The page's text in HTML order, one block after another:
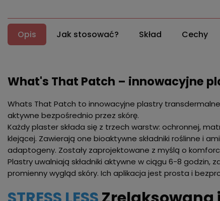
Opis Jak stosować? Skład Cechy
What's That Patch – innowacyjne
Whats That Patch to innowacyjne plastry
aktywne bezpośrednio przez skórę.
Każdy plaster składa się z trzech warstw: ochronnej,
klejącej. Zawierają one bioaktywne składniki roślinne i
adaptogeny. Zostały zaprojektowane z myślą o
Plastry uwalniają składniki aktywne w ciągu 6-8 godzin,
promienny wygląd skóry. Ich aplikacja jest prosta i